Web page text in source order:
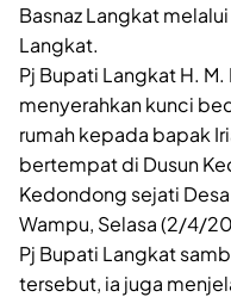
Basnaz Langkat
Langkat.
Pj Bupati Langkat H. M.
menyerahkan kunci
rumah kepada bapak
bertempat di Dusun
Kedondong sejati
Wampu, Selasa (2/4/
Pj Bupati Langkat
tersebut, ia juga